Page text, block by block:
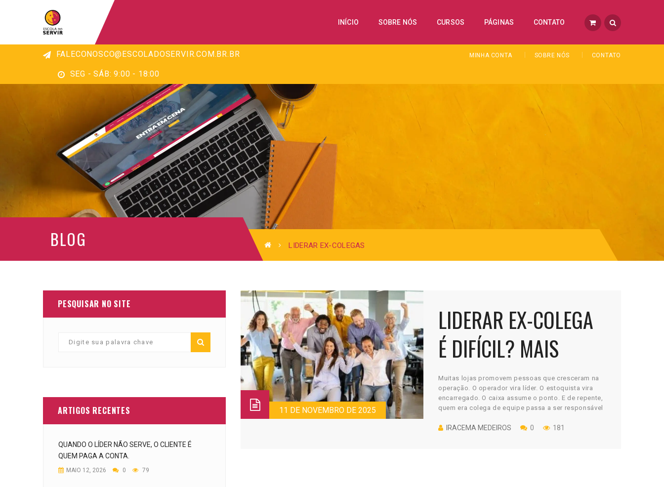
INÍCIO SOBRE NÓS CURSOS PÁGINAS CONTATO
FALECONOSCO@ESCOLADOSERVIR.COM.BR.BR
SEG - SÁB: 9:00 - 18:00
MINHA CONTA SOBRE NÓS CONTATO
BLOG LIDERAR EX-COLEGAS
PESQUISAR NO SITE
ARTIGOS RECENTES
QUANDO O LÍDER NÃO SERVE, O CLIENTE É
QUEM PAGA A CONTA.
MAIO 12, 2026 0 79
11 DE NOVEMBRO DE 2025
LIDERAR EX-COLEGA
É DIFÍCIL? MAIS
DIFÍCIL É NÃO
LIDERAR
Muitas lojas promovem pessoas que cresceram na
operação. O operador vira líder. O estoquista vira
encarregado. O caixa assume o ponto. E de repente,
quem era colega de equipe passa a ser responsável
silencioso: como liderar quem já foi seu igual, seu
IRACEMA MEDEIROS 0 181